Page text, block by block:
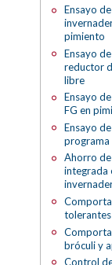
Ensayo
pimiento
Ensayo
reductor
libre
Ensayo
FG en
Ensayo
programa
Ahorro
integrada
bróculi y
Control